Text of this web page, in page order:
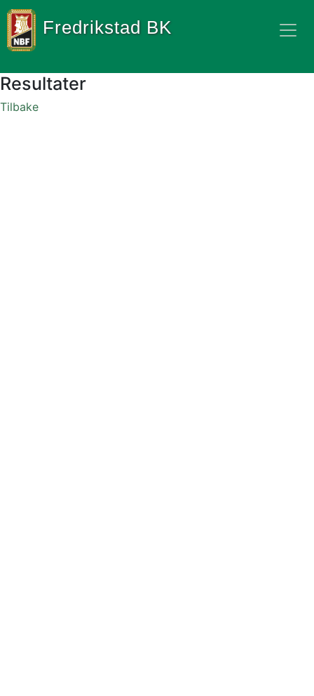
Fredrikstad BK
Resultater
Tilbake